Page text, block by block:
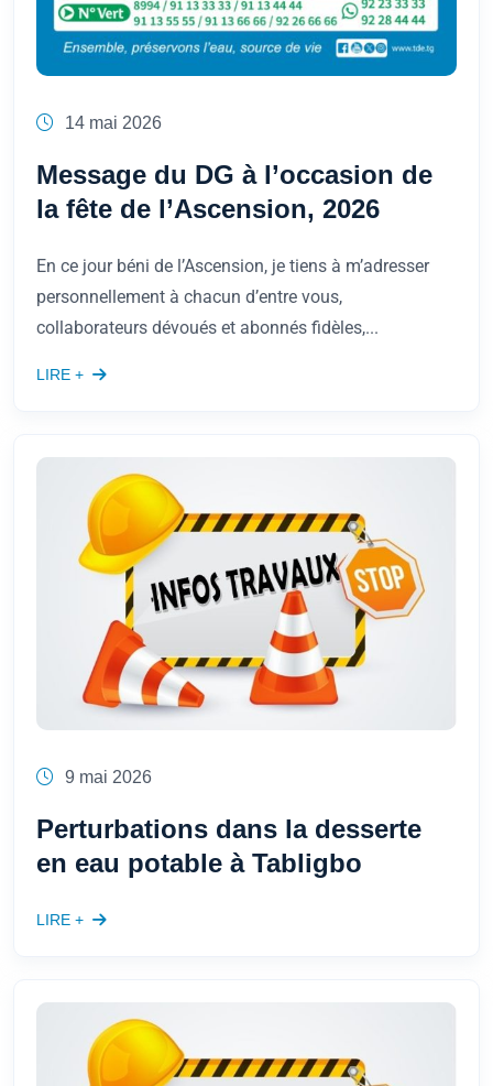
14 mai 2026
Message du DG à l’occasion de
la fête de l’Ascension, 2026
En ce jour béni de l’Ascension, je tiens à m’adresser
personnellement à chacun d’entre vous,
collaborateurs dévoués et abonnés fidèles,...
LIRE +
9 mai 2026
Perturbations dans la desserte
en eau potable à Tabligbo
LIRE +